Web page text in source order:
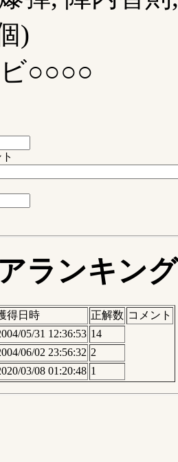
)
○○○○
ランキング
得日時 正解数 コメント
05/31 12:36:53 14
06/02 23:56:32 2
03/08 01:20:48 1